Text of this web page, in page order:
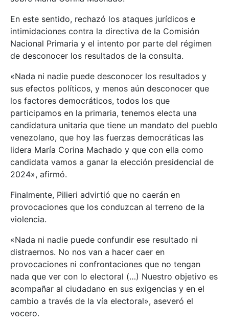
En este sentido, rechazó los ataques jurídicos e
intimidaciones contra la directiva de la Comisión
Nacional Primaria y el intento por parte del régimen
de desconocer los resultados de la consulta.
«Nada ni nadie puede desconocer los resultados y
sus efectos políticos, y menos aún desconocer que
los factores democráticos, todos los que
participamos en la primaria, tenemos electa una
candidatura unitaria que tiene un mandato del pueblo
venezolano, que hoy las fuerzas democráticas las
lidera María Corina Machado y que con ella como
candidata vamos a ganar la elección presidencial de
2024», afirmó.
Finalmente, Pilieri advirtió que no caerán en
provocaciones que los conduzcan al terreno de la
violencia.
«Nada ni nadie puede confundir ese resultado ni
distraernos. No nos van a hacer caer en
provocaciones ni confrontaciones que no tengan
nada que ver con lo electoral (…) Nuestro objetivo es
acompañar al ciudadano en sus exigencias y en el
cambio a través de la vía electoral», aseveró el
vocero.